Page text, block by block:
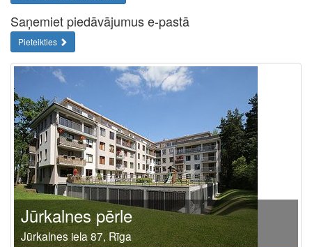
Saņemiet piedāvājumus e-pastā
Pieteikties
Jūrkalnes pērle
Jūrkalnes iela 87, Rīga